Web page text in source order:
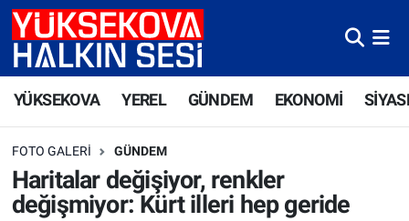
YÜKSEKOVA YEREL GÜNDEM EKONOMİ
FOTO GALERI GÜNDEM
Haritalar değişiyor, renkler
değişmiyor: Kürt illeri hep geride
Yüksekova Nöbetçi Eczaneler
Yüksekova Trafik Yoğunluk Haritası
Süper Lig Puan Durumu ve Fikstür